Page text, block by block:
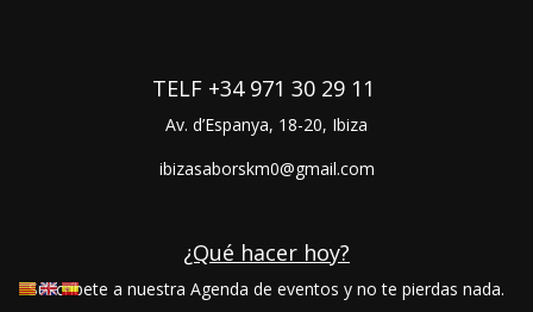
TELF +34 971 30 29 11
Av. d’Espanya, 18-20, Ibiza
ibizasaborskm0@gmail.com
¿Qué hacer hoy?
Suscríbete a nuestra Agenda de eventos y no te pierdas nada.